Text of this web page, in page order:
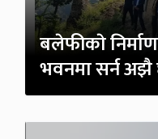
बलेफीकाे
भवनमा सर्न अझै